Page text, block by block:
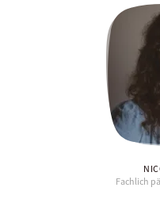
Fachlich